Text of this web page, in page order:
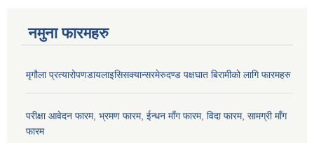
नमुना फारमहरु
मृगौला प्रत्यारोपणडायलाइसिसक्यान्सरमेरुदण्ड पक्षघात बिरामीको लागि फारमहरु
परीक्षा आवेदन फारम, भ्रमण फारम, ईन्धन माँग फारम, विदा फारम, सामग्री माँग
फारम